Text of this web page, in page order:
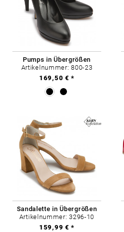
Pumps in Übergrößen
Artikelnummer: 800-23
169,50 € *
Sandalette in Übergrößen
Artikelnummer: 3296-10
159,99 € *